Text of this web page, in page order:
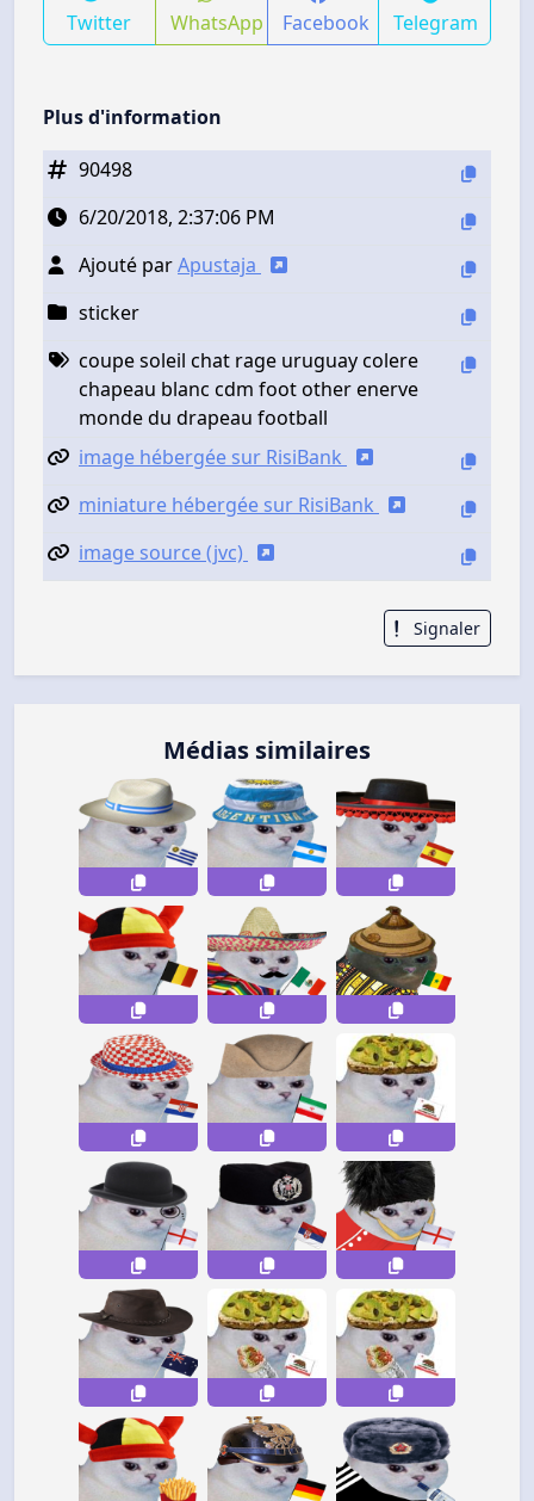
Twitter WhatsApp Facebook Telegram
Plus d'information
90498
6/20/2018, 2:37:06 PM
Ajouté parApustaja
sticker
coupe soleil chat rage uruguay colere
chapeau blanc cdm foot other enerve
monde du drapeau football
image hébergée sur RisiBank
miniature hébergée sur RisiBank
image source (jvc)
Signaler
Médias similaires